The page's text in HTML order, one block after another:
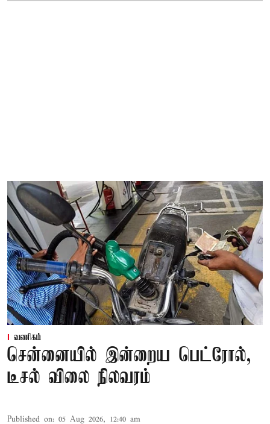
வணிகம்
சென்னையில் இன்றைய பெட்ரோல்,
டீசல் விலை நிலவரம்
Published on: 05 Aug 2026, 12:40 am